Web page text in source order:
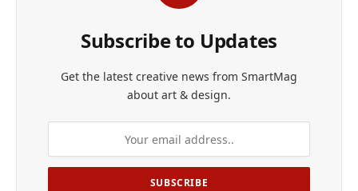
Subscribe to Updates
Get the latest creative news from SmartMag
about art & design.